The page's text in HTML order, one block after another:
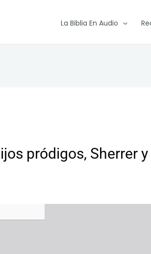
La Biblia En Audio
pródigos, Sherrer